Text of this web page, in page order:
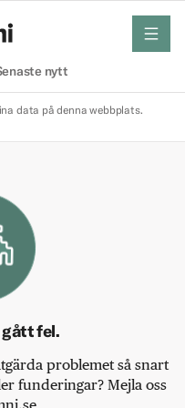
nytt
meny
data på denna webbplats.
gått fel.
problemet så snart
funderingar? Mejla oss